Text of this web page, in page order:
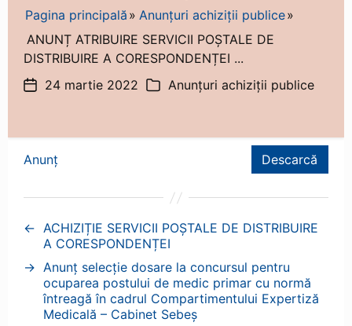
Pagina principală
Anunțuri achiziții publice
ANUNȚ ATRIBUIRE SERVICII POȘTALE DE
DISTRIBUIRE A CORESPONDENȚEI ...
Dată24 martie 2022 Categorii
Anunțuri achiziții publice
Anunț Descarcă
← ACHIZIȚIE SERVICII POȘTALE DE DISTRIBUIRE
A CORESPONDENȚEI
→ Anunț selecție dosare la concursul pentru
ocuparea postului de medic primar cu normă
întreagă în cadrul Compartimentului Expertiză
Medicală – Cabinet Sebeș